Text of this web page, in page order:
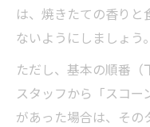
は、焼きたての香り
ないようにしましょう。
ただし、基本の順番
スタッフから「スコ
があった場合は、その